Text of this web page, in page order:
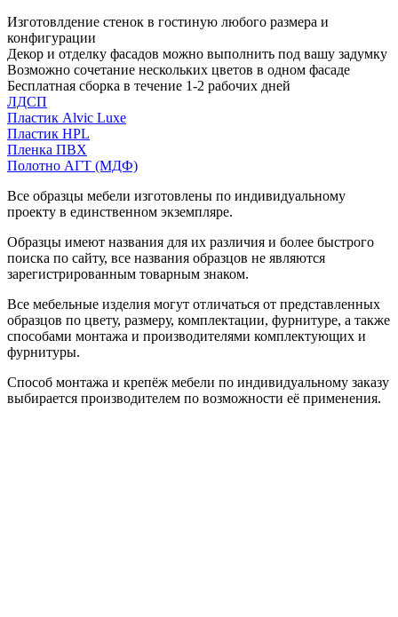
Изготовлдение стенок в гостиную любого размера и
конфигурации
Декор и отделку фасадов можно выполнить под вашу задумку
Возможно сочетание нескольких цветов в одном фасаде
Бесплатная сборка в течение 1-2 рабочих дней
ЛДСП
Пластик Alvic Luxe
Пластик HPL
Пленка ПВХ
Полотно АГТ (МДФ)
Все образцы мебели изготовлены по индивидуальному
проекту в единственном экземпляре.
Образцы имеют названия для их различия и более быстрого
поиска по сайту, все названия образцов не являются
зарегистрированным товарным знаком.
Все мебельные изделия могут отличаться от представленных
образцов по цвету, размеру, комплектации, фурнитуре, а также
способами монтажа и производителями комплектующих и
фурнитуры.
Способ монтажа и крепёж мебели по индивидуальному заказу
выбирается производителем по возможности её применения.